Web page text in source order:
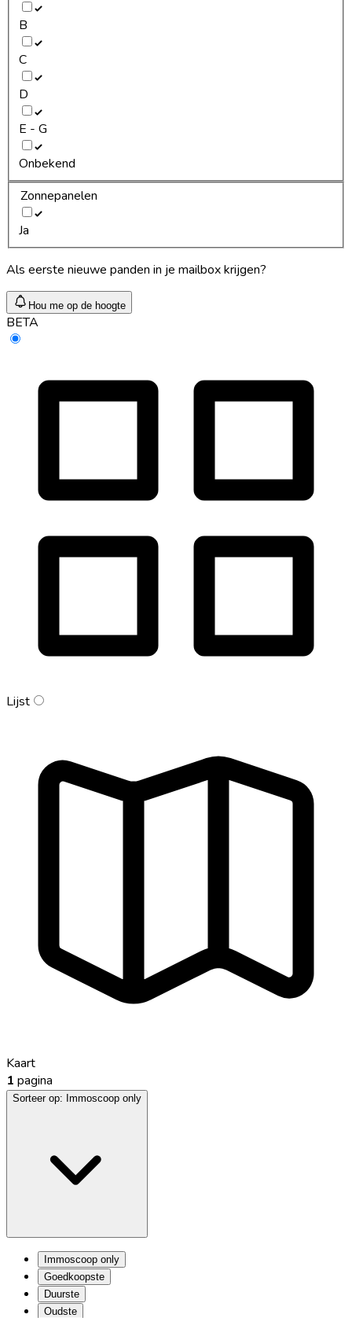
B
C
D
E - G
Onbekend
Zonnepanelen
Ja
Als eerste nieuwe panden in je mailbox krijgen?
Hou me op de hoogte
BETA
Lijst
Kaart
1 pagina
Sorteer op: Immoscoop only
Immoscoop only
Goedkoopste
Duurste
Oudste